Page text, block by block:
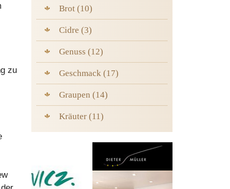
zu
Brot (10)
Cidre (3)
Genuss (12)
Geschmack (17)
Graupen (14)
Kräuter (11)